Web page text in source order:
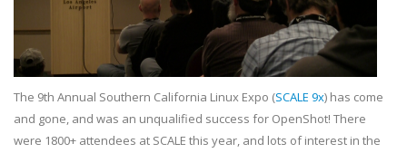
The 9th Annual Southern California Linux Expo (SCALE 9x) has come
and gone, and was an unqualified success for OpenShot! There
were 1800+ attendees at SCALE this year, and lots of interest in the